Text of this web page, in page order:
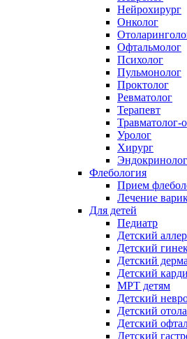
Нейрохирург
Онколог
Офтальмолог
Психолог
Пульмонолог
Проктолог
Ревматолог
Терапевт
Травматолог-
Уролог
Хирург
Эндокринолог
Флебология
Прием
Лечение
Для детей
Педиатр
Детский
Детский
Детский
Детский
МРТ детям
Детский
Детский
Детский
Детский